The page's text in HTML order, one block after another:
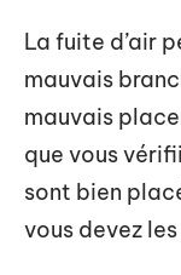
La fuite d’air
mauvais
mauvais
que vous
sont bien
vous devez